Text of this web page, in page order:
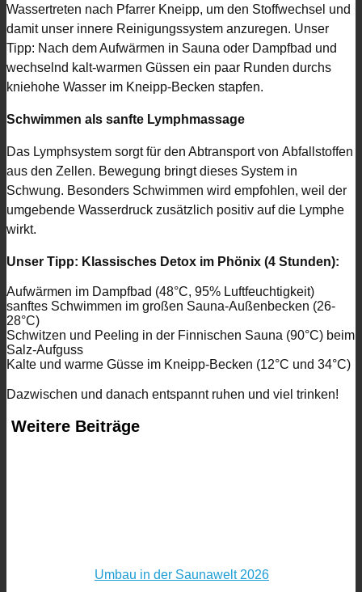
Wassertreten nach Pfarrer Kneipp, um den Stoffwechsel und
damit unser innere Reinigungssystem anzuregen. Unser
Tipp: Nach dem Aufwärmen in Sauna oder Dampfbad und
wechselnd kalt-warmen Güssen ein paar Runden durchs
kniehohe Wasser im Kneipp-Becken stapfen.
Schwimmen als sanfte Lymphmassage
Das Lymphsystem sorgt für den Abtransport von Abfallstoffen
aus den Zellen. Bewegung bringt dieses System in
Schwung. Besonders Schwimmen wird empfohlen, weil der
umgebende Wasserdruck zusätzlich positiv auf die Lymphe
wirkt.
Unser Tipp: Klassisches Detox im Phönix (4 Stunden):
Aufwärmen im Dampfbad (48°C, 95% Luftfeuchtigkeit)
sanftes Schwimmen im großen Sauna-Außenbecken (26-
28°C)
Schwitzen und Peeling in der Finnischen Sauna (90°C) beim
Salz-Aufguss
Kalte und warme Güsse im Kneipp-Becken (12°C und 34°C)
Dazwischen und danach entspannt ruhen und viel trinken!
Weitere Beiträge
Umbau in der Saunawelt 2026